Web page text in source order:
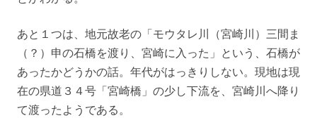
あと１つは、地元故老の「モウタレ川（宮崎川）三間ま
（？）申の石橋を渡り、宮崎に入った」という、石橋が
あったかどうかの話。年代がはっきりしない。現地は現
在の県道３４号「宮崎橋」の少し下流を、宮崎川へ降り
て渡ったようである。